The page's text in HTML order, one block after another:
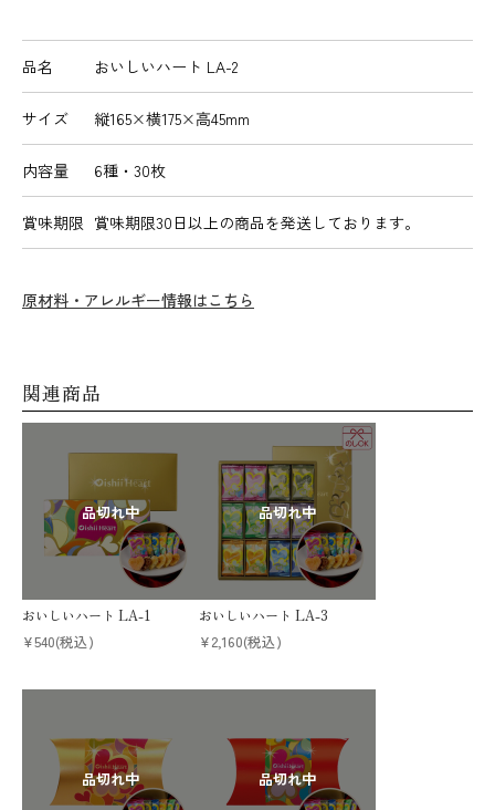
品名 おいしいハート LA-2
サイズ 縦165×横175×高45mm
内容量 6種・30枚
賞味期限 賞味期限30日以上の商品を発送しております。
原材料・アレルギー情報はこちら
関連商品
おいしいハート LA-1
¥540(税込)
おいしいハート LA-3
¥2,160(税込)